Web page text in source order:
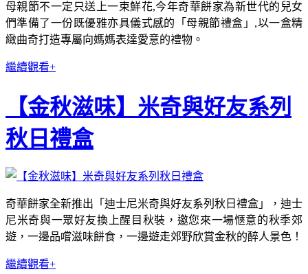
母親節不一定只送上一束鮮花,今年奇華餅家為新世代的兒女
們準備了一份既優雅亦具儀式感的「母親節禮盒」,以一盒精
緻曲奇打造專屬向媽媽表達愛意的禮物。
繼續觀看+
【金秋滋味】米奇與好友系列
秋日禮盒
奇華餅家全新推出「迪士尼米奇與好友系列秋日禮盒」，迪士
尼米奇與一眾好友換上醒目秋裝，邀您來一場愜意的秋季郊
遊，一邊品嚐滋味餅食，一邊遊走郊野欣賞金秋的醉人景色！
繼續觀看+